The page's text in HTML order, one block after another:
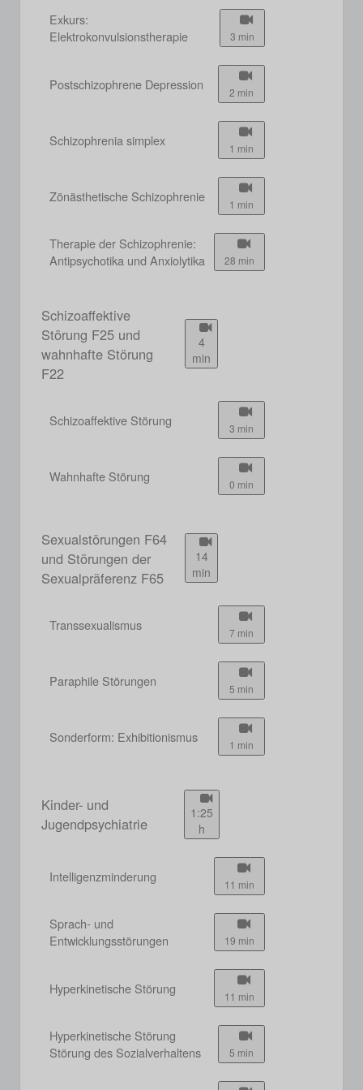
Exkurs:
Elektrokonvulsionstherapie
3 min
Postschizophrene Depression 2 min
Schizophrenia simplex 1 min
Zönästhetische Schizophrenie 1 min
Therapie der Schizophrenie:
Antipsychotika und Anxiolytika
28 min
Schizoaffektive
Störung F25 und
wahnhafte Störung
F22
4
min
Schizoaffektive Störung 3 min
Wahnhafte Störung 0 min
Sexualstörungen F64
und Störungen der
Sexualpräferenz F65
14
min
Transsexualismus 7 min
Paraphile Störungen 5 min
Sonderform: Exhibitionismus 1 min
Kinder- und
Jugendpsychiatrie
1:25
h
Intelligenzminderung 11 min
Sprach- und
Entwicklungsstörungen
19 min
Hyperkinetische Störung 11 min
Hyperkinetische Störung
Störung des Sozialverhaltens
5 min